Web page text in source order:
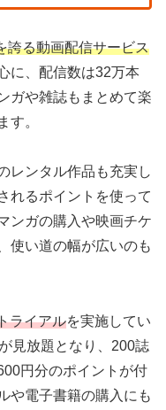
誇る動画配信サービス
に、配信数は32万本
ガや雑誌もまとめて楽
す。
レンタル作品も充実し
れるポイントを使って
ンガの購入や映画チケ
使い道の幅が広いのも
ライアルを実施してい
見放題となり、200誌
円分のポイントが付
や電子書籍の購入にも